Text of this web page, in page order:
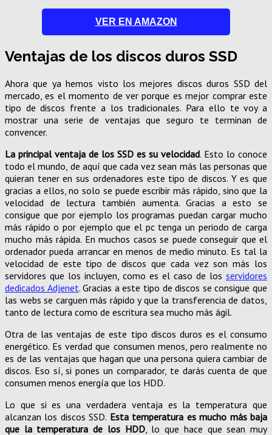
VER EN AMAZON
Ventajas de los discos duros SSD
Ahora que ya hemos visto los mejores discos duros SSD del
mercado, es el momento de ver porque es mejor comprar este
tipo de discos frente a los tradicionales. Para ello te voy a
mostrar una serie de ventajas que seguro te terminan de
convencer.
La principal ventaja de los SSD es su velocidad. Esto lo conoce
todo el mundo, de aquí que cada vez sean más las personas que
quieran tener en sus ordenadores este tipo de discos. Y es que
gracias a ellos, no solo se puede escribir más rápido, sino que la
velocidad de lectura también aumenta. Gracias a esto se
consigue que por ejemplo los programas puedan cargar mucho
más rápido o por ejemplo que el pc tenga un periodo de carga
mucho más rápida. En muchos casos se puede conseguir que el
ordenador pueda arrancar en menos de medio minuto. Es tal la
velocidad de este tipo de discos que cada vez son más los
servidores que los incluyen, como es el caso de los servidores
dedicados Adjenet. Gracias a este tipo de discos se consigue que
las webs se carguen más rápido y que la transferencia de datos,
tanto de lectura como de escritura sea mucho más ágil.
Otra de las ventajas de este tipo discos duros es el consumo
energético. Es verdad que consumen menos, pero realmente no
es de las ventajas que hagan que una persona quiera cambiar de
discos. Eso sí, si pones un comparador, te darás cuenta de que
consumen menos energía que los HDD.
Lo que si es una verdadera ventaja es la temperatura que
alcanzan los discos SSD. Esta temperatura es mucho más baja
que la temperatura de los HDD, lo que hace que sean muy